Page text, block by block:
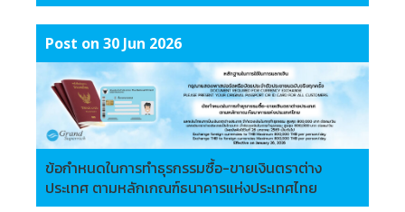
Post on 30 Jun 2026
ข้อกำหนดในการทำธุรกรรมซื้อ-ขายเงินตราต่าง
ประเทศ ตามหลักเกณฑ์ธนาคารแห่งประเทศไทย